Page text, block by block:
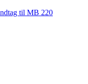
til MB 220